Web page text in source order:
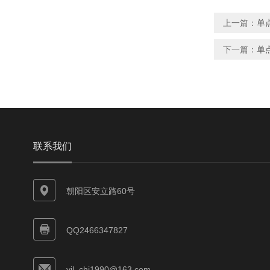
上一篇： 单
下一篇： 单
联系我们
朝阳区安立路60号
QQ2466347827